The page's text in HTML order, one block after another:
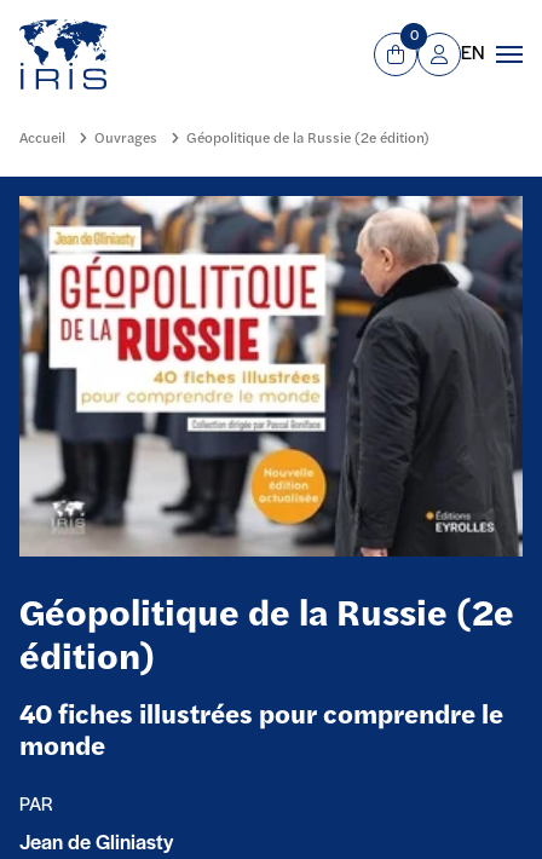
Aller au contenu principal
Panier
0
Mon compte
EN
Accueil Ouvrages Géopolitique de la Russie (2e édition)
Géopolitique de la Russie (2e
édition)
40 fiches illustrées pour comprendre le
monde
PAR
Jean de Gliniasty